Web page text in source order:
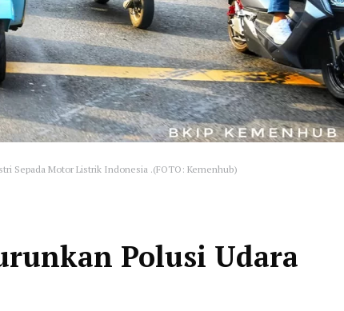
Sepada Motor Listrik Indonesia .(FOTO: Kemenhub)
Polusi Udara